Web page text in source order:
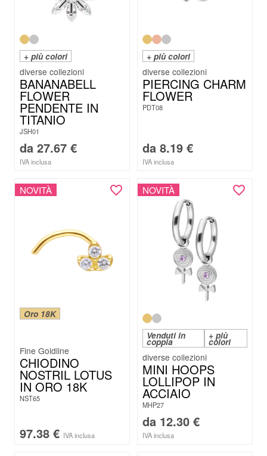
+ più colori
BANANABELL
FLOWER
PENDENTE IN
TITANIO
JSH01
da 27.67 €
IVA inclusa
+ più colori
PIERCING CHARM
FLOWER
PDT08
da 8.19 €
IVA inclusa
NOVITÀ
Oro 18K
Fine Goldline
CHIODINO
NOSTRIL LOTUS
IN ORO 18K
NST65
97.38 € IVA inclusa
NOVITÀ
Venduti in
coppia
+ più
colori
MINI HOOPS
LOLLIPOP IN
ACCIAIO
MHP27
da 12.30 €
IVA inclusa